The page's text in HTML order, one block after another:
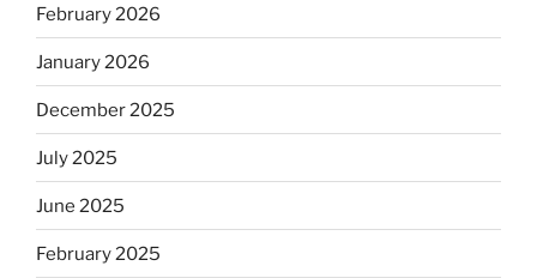
February 2026
January 2026
December 2025
July 2025
June 2025
February 2025